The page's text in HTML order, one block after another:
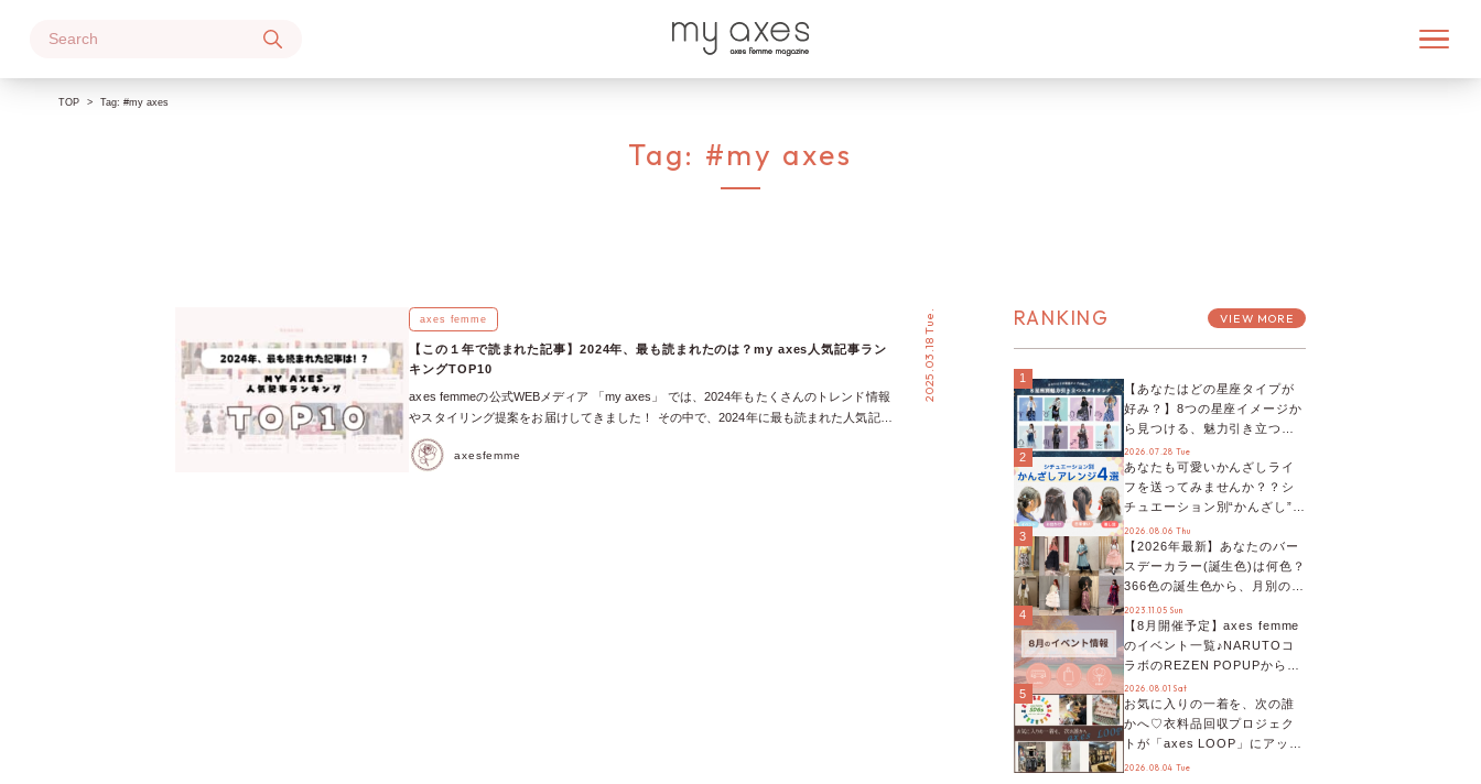
TOP Tag:#my axes
Tag: #my axes
axes femme
【この１年で読まれた記事】2024年、最も読まれたのは？my axes人気記事ラン
キングTOP10
axes femmeの公式WEBメディア 「my axes」 では、2024年もたくさんのトレンド情報
やスタイリング提案をお届けしてきました！ その中で、2024年に最も読まれた人気記事
はどれだったのか…？ 「推し活ファッション」「着回し術」「新作アイテム特集」な
ど、話題を集めた記事をランキング形式でご紹介します♡ あなたのお気に入りの記事は
axesfemme
2025.03.18 Tue. RANKING VIEW MORE
1
【あなたはどの星座タイプが
好み？】8つの星座イメージか
ら見つける、魅力引き立つス
タイリング♡
2026.07.28 Tue
2
あなたも可愛いかんざしライ
フを送ってみませんか？？シ
チュエーション別“かんざし”の
オススメ【ショップスタッフ
編集部】
2026.08.06 Thu
3
【2026年最新】あなたのバー
スデーカラー(誕生色)は何色？
366色の誕生色から、月別の誕
生色、バースデーカラーコー
デまでご紹介♡
2023.11.05 Sun
4
【8月開催予定】axes femme
のイベント一覧♪NARUTOコ
ラボのREZEN POPUPから、
プチYour Stage.、ティーパー
ティまで！8月の特別なイベン
トをチェック◎
2026.08.01 Sat
5
お気に入りの一着を、次の誰
かへ♡衣料品回収プロジェク
トが「axes LOOP」にアップ
デート！活用するとポイント
2026.08.04 Tue